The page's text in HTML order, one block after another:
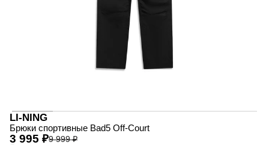
LI-NING
Брюки спортивные Bad5 Off-Court
9 999 ₽
3 995 ₽